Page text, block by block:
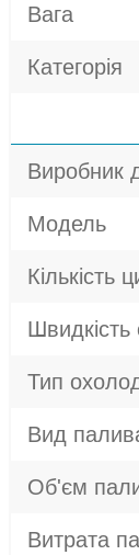
Вага
Категорія
Виробник
Модель
Кількість
Швидкість
Тип
Вид
Об'єм
Витрата